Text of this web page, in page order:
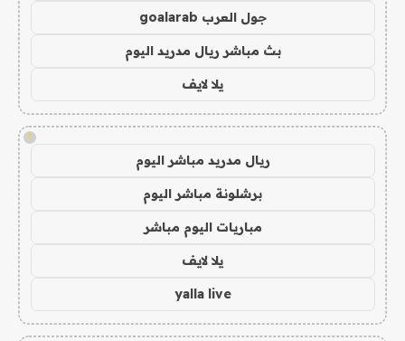
جول العرب goalarab
بث مباشر ريال مدريد اليوم
يلا لايف
!
ريال مدريد مباشر اليوم
برشلونة مباشر اليوم
مباريات اليوم مباشر
يلا لايف
yalla live